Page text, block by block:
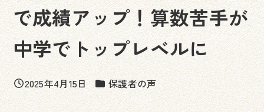
で成績アップ！算数苦手が
中学でトップレベルに
投稿日
2025年4月15日 カテゴリー
保護者の声